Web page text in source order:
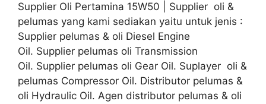
Supplier Oli Pertamina 15W50 | Supplier oli &
pelumas yang kami sediakan yaitu untuk jenis :
Supplier pelumas & oli Diesel Engine
Oil. Supplier pelumas oli Transmission
Oil. Supplier pelumas oli Gear Oil. Suplayer oli &
pelumas Compressor Oil. Distributor pelumas &
oli Hydraulic Oil. Agen distributor pelumas & oli